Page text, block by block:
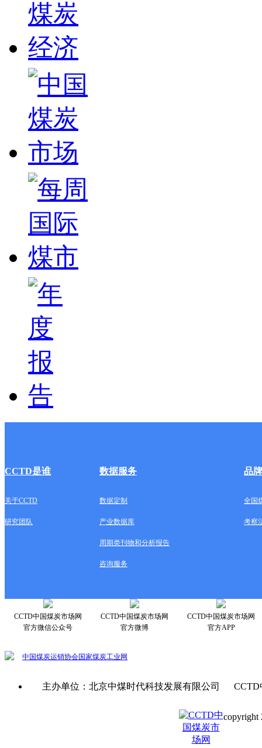
CCTD是谁 数据服务 品
关于CCTD 数据定制 全国
研究团队 产业数据库 考察
周期类刊物和分析报告
咨询服务
CCTD中国煤炭市场网
官方微信公众号
CCTD中国煤炭市场网
官方微博
CCTD中国煤炭市场网
官方APP
中国煤炭运销协会国家煤炭工业网
主办单位：北京中煤时代科技发展有限公司
copyright